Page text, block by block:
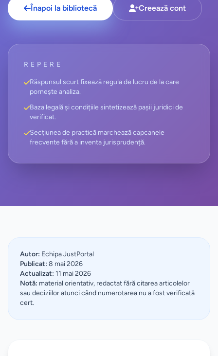
Înapoi la bibliotecă Creează cont
REPERE
Răspunsul scurt fixează regula de lucru de la care
pornește analiza.
Baza legală și condițiile sintetizează pașii juridici de
verificat.
Secțiunea de practică marchează capcanele
frecvente fără a inventa jurisprudență.
Autor: Echipa JustPortal
Publicat: 8 mai 2026
Actualizat: 11 mai 2026
Notă: material orientativ, redactat fără citarea articolelor
sau deciziilor atunci când numerotarea nu a fost verificată
cert.